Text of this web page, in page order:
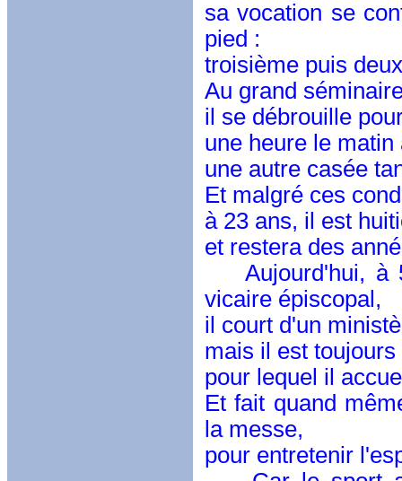
sa vocation se
pied :
troisième puis
Au grand
il se débrouille
une heure le
une autre casée
Et malgré ces
à 23 ans, il est
et restera des
Aujourd'hui, à
vicaire épiscopal,
il court d'un
mais il est
pour lequel il
Et fait quand
la messe,
pour entretenir